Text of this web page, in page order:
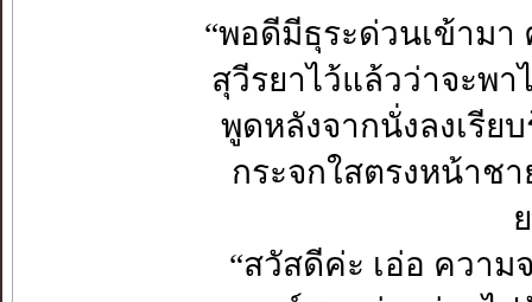
“พอดีมีธุระด่วนเข้ามา
สุวีรยาไว้แล้วว่าจะพ
พูดหลังจากนั่งลงเรีย
กระจกใสตรงหน้าช
“สวัสดีค่ะ เอ่อ ควา